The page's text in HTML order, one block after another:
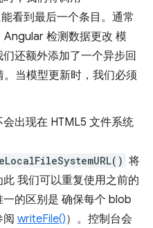
能看到最后一个条目。通常
Angular 检测数据更改 模
还额外添加了一个异步回
当模型更新时，我们必须
出现在 HTML5 文件系统
将
我们可以重复使用之前的
的区别是 确保每个 blob
writeFile()）。控制台会